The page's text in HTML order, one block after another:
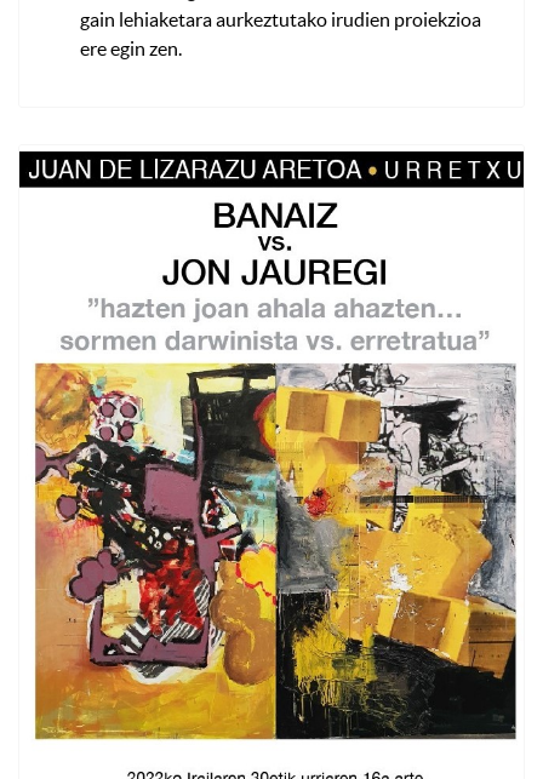
gain lehiaketara aurkeztutako irudien proiekzioa
ere egin zen.